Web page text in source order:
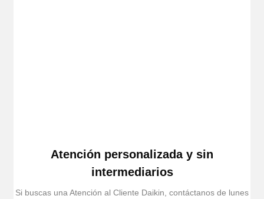
Atención personalizada y sin
intermediarios
Si buscas una Atención al Cliente Daikin, contáctanos de lunes